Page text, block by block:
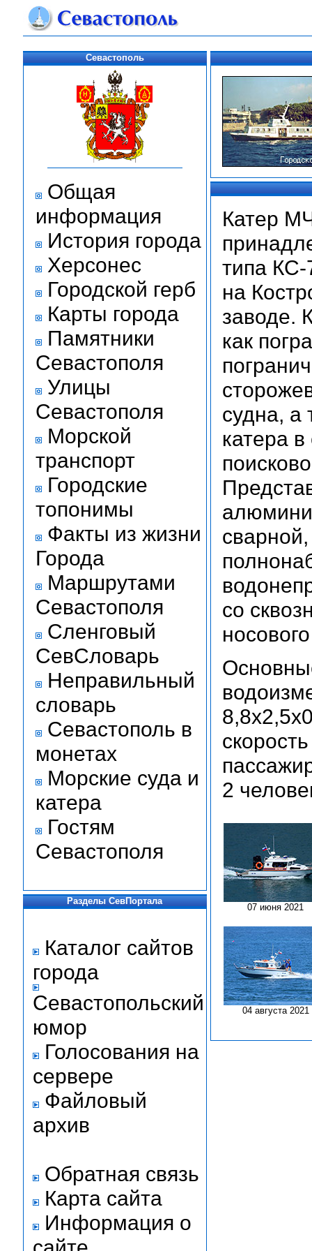
Севастополь
Общая
информация
История города
Херсонес
Городской герб
Карты города
Памятники
Севастополя
Улицы
Севастополя
Морской
транспорт
Городские
топонимы
Факты из жизни
Города
Маршрутами
Севастополя
Сленговый
СевСловарь
Неправильный
словарь
Севастополь в
монетах
Морские суда и
катера
Гостям
Севастополя
Разделы СевПортала
Каталог сайтов
города
Севастопольский
юмор
Голосования на
сервере
Файловый
архив
Обратная связь
Карта сайта
Информация о
Катер
типа
на
заводе.
как
судна, а
катера
со
2
07 июня 2021
04 августа 2021